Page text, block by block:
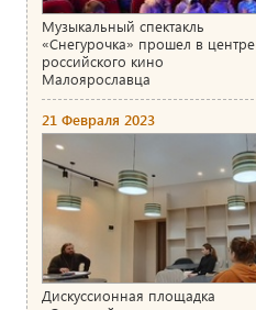
Музыкальный спектакль
«Снегурочка» прошел в центре
российского кино
Малоярославца
21 Февраля 2023
Дискуссионная площадка